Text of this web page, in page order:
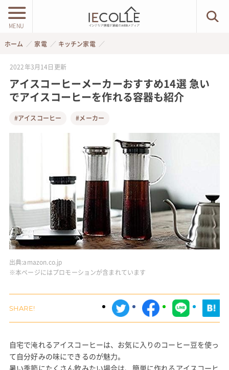
MENU
ホーム 家電 キッチン家電
2022年3月14日 更新
アイスコーヒーメーカーおすすめ14選 急い
でアイスコーヒーを作れる容器も紹介
#アイスコーヒー #メーカー
出典:amazon.co.jp
※本ページにはプロモーションが含まれています
自宅で淹れるアイスコーヒーは、お気に入りのコーヒー豆を使っ
て自分好みの味にできるのが魅力。